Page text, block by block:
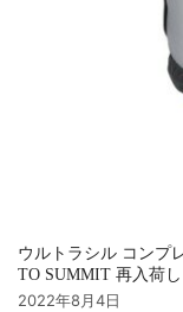
ウルトラシル コンプ
TO SUMMIT 再入荷し
2022年8月4日